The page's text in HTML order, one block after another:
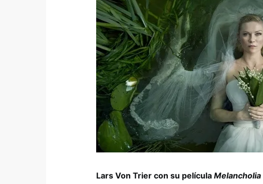
Lars Von Trier con su película Melancholia